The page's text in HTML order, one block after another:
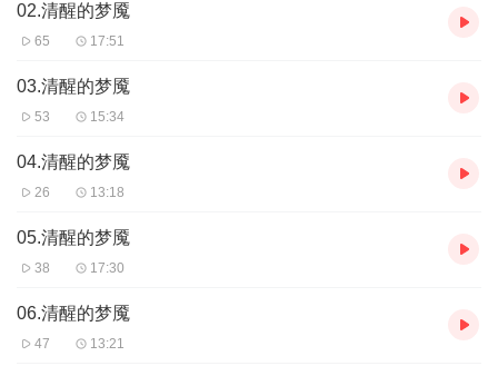
02.清醒的梦魇
65 17:51
03.清醒的梦魇
53 15:34
04.清醒的梦魇
26 13:18
05.清醒的梦魇
38 17:30
06.清醒的梦魇
47 13:21